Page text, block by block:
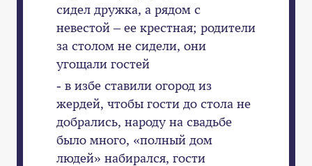
сидел дружка, а рядом с
невестой – ее крестная; родители
за столом не сидели, они
угощали гостей
- в избе ставили огород из
жердей, чтобы гости до стола не
добрались, народу на свадьбе
было много, «полный дом
людей» набирался, гости